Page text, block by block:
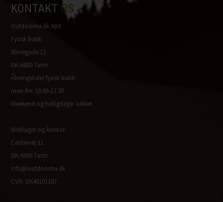
KONTAKT OS
Outdoornu.dk ApS
Fysisk butik:
Storegade 12
DK-6880 Tarm
Åbningstider fysisk butik:
man-fre: 10.00-17.30
Weekend og helligdage: lukket
Weblager og kontor:
Centervej 11
DK-6880 Tarm
info@outdoornu.dk
CVR: DK40101187